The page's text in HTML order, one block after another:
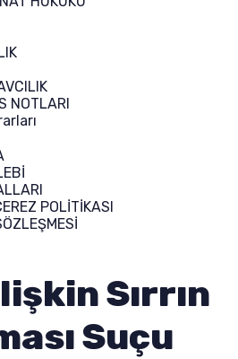
NOTLARI
POLİTİKASI
Sırrın
Suçu